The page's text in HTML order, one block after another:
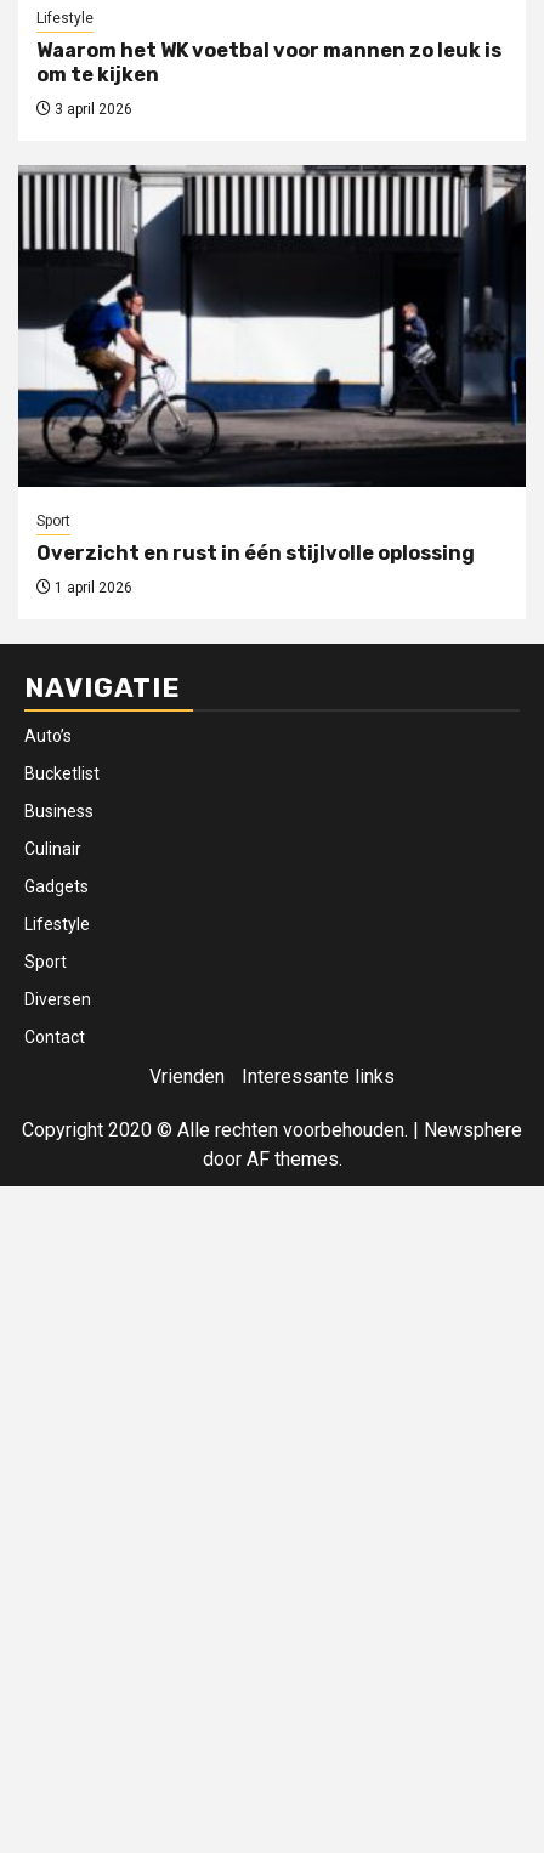
Lifestyle
Waarom het WK voetbal voor mannen zo leuk is
om te kijken
3 april 2026
Sport
Overzicht en rust in één stijlvolle oplossing
1 april 2026
NAVIGATIE
Auto’s
Bucketlist
Business
Culinair
Gadgets
Lifestyle
Sport
Diversen
Contact
Vrienden Interessante links
Copyright 2020 © Alle rechten voorbehouden. | Newsphere
door AF themes.